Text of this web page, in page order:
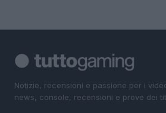
Notizie, recensioni e passione per i
news, console, recensioni e prove dei